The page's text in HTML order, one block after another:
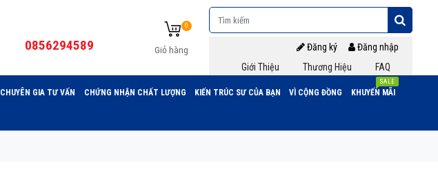
0856294589
0
Giỏ hàng Đăng ký
Đăng nhập
Giới Thiệu
Thương Hiệu FAQ
CHUYÊN GIA TƯ VẤN CHỨNG NHẬN CHẤT LƯỢNG KIẾN TRÚC SƯ CỦA BẠN VÌ CỘNG ĐỒNG KHUYẾN MÃI
SALE